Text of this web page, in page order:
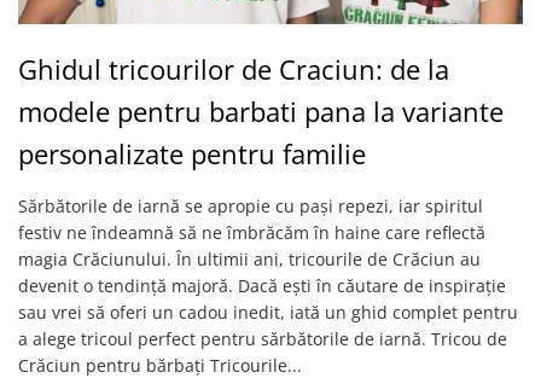
Ghidul tricourilor de Craciun: de la
modele pentru barbati pana la variante
personalizate pentru familie
Sărbătorile de iarnă se apropie cu pași repezi, iar spiritul
festiv ne îndeamnă să ne îmbrăcăm în haine care reflectă
magia Crăciunului. În ultimii ani, tricourile de Crăciun au
devenit o tendință majoră. Dacă ești în căutare de inspirație
sau vrei să oferi un cadou inedit, iată un ghid complet pentru
a alege tricoul perfect pentru sărbătorile de iarnă. Tricou de
Crăciun pentru bărbați Tricourile...